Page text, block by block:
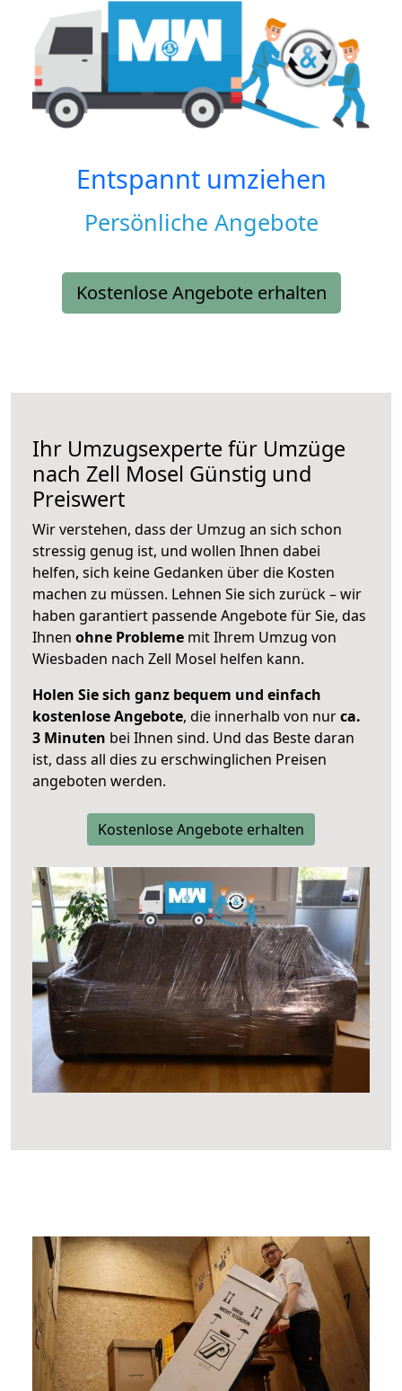
Entspannt umziehen
Persönliche Angebote
Kostenlose Angebote erhalten
Ihr Umzugsexperte für Umzüge
nach Zell Mosel Günstig und
Preiswert
Wir verstehen, dass der Umzug an sich schon
stressig genug ist, und wollen Ihnen dabei
helfen, sich keine Gedanken über die Kosten
machen zu müssen. Lehnen Sie sich zurück – wir
haben garantiert passende Angebote für Sie, das
Ihnen ohne Probleme mit Ihrem Umzug von
Wiesbaden nach Zell Mosel helfen kann.
Holen Sie sich ganz bequem und einfach
kostenlose Angebote, die innerhalb von nurca.
3 Minuten bei Ihnen sind. Und das Beste daran
ist, dass all dies zu erschwinglichen Preisen
angeboten werden.
Kostenlose Angebote erhalten